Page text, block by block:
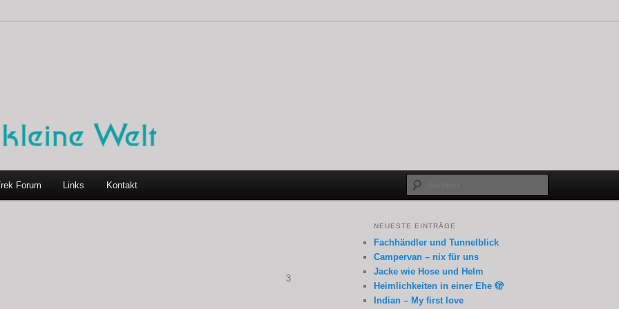
Forum Links Kontakt
3
NEUESTE EINTRÄGE
Fachhändler und Tunnelblick
Campervan – nix für uns
Jacke wie Hose und Helm
Heimlichkeiten in einer Ehe 🫣
Indian – My first love